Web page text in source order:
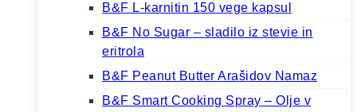
B&F L-karnitin 150 vege kapsul
B&F No Sugar – sladilo iz stevie in
eritrola
B&F Peanut Butter Arašidov Namaz
B&F Smart Cooking Spray – Olje v